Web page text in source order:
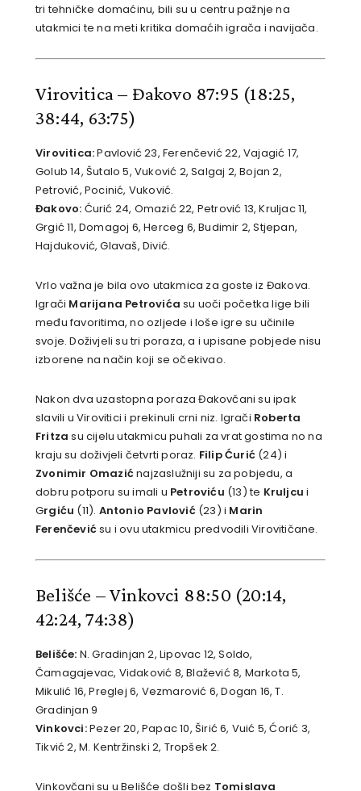
tri tehničke domaćinu, bili su u centru pažnje na
utakmici te na meti kritika domaćih igrača i navijača.
Virovitica – Đakovo 87:95 (18:25,
38:44, 63:75)
Virovitica:Pavlović 23, Ferenčević 22, Vajagić 17,
Golub 14, Šutalo 5, Vuković 2, Salgaj 2, Bojan 2,
Petrović, Pocinić, Vuković.
Đakovo: Ćurić 24, Omazić 22, Petrović 13, Kruljac 11,
Grgić 11, Domagoj 6, Herceg 6, Budimir 2, Stjepan,
Hajduković, Glavaš, Divić.
Vrlo važna je bila ovo utakmica za goste iz Đakova.
Igrači Marijana Petrovića su uoči početka lige bili
među favoritima, no ozljede i loše igre su učinile
svoje. Doživjeli su tri poraza, a i upisane pobjede nisu
izborene na način koji se očekivao.
Nakon dva uzastopna poraza Đakovčani su ipak
slavili u Virovitici i prekinuli crni niz. Igrači Roberta
Fritza su cijelu utakmicu puhali za vrat gostima no na
kraju su doživjeli četvrti poraz. Filip Ćurić (24) i
Zvonimir Omazićnajzaslužniji su za pobjedu, a
dobru potporu su imali u Petroviću (13) te Kruljcu i
Grgiću (11). Antonio Pavlović(23) i Marin
Ferenčevićsu i ovu utakmicu predvodili Virovitičane.
Belišće – Vinkovci 88:50 (20:14,
42:24, 74:38)
Belišće: N. Gradinjan 2, Lipovac 12, Soldo,
Čamagajevac, Vidaković 8, Blažević 8, Markota 5,
Mikulić 16, Preglej 6, Vezmarović 6, Dogan 16, T.
Gradinjan 9
Vinkovci:Pezer 20, Papac 10, Širić 6, Vuić 5, Ćorić 3,
Tikvić 2, M. Kentržinski 2, Tropšek 2.
Vinkovčani su u Belišće došli bez Tomislava